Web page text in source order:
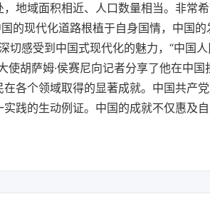
地域面积相近、人口数量相当。非常
的现代化道路根植于自身国情，中国
切感受到中国式现代化的魅力，“中国
使胡萨姆·侯赛尼向记者分享了他在中
各个领域取得的显著成就。中国共产
践的生动例证。中国的成就不仅惠及